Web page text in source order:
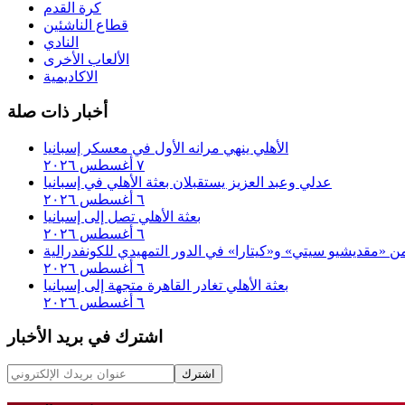
كرة القدم
قطاع الناشئين
النادي
الألعاب الأخرى
الاكاديمية
أخبار ذات صلة
الأهلي ينهي مرانه الأول في معسكر إسبانيا
٧ أغسطس ٢٠٢٦
عدلي وعبد العزيز يستقبلان بعثة الأهلي في إسبانيا
٦ أغسطس ٢٠٢٦
بعثة الأهلي تصل إلى إسبانيا
٦ أغسطس ٢٠٢٦
من «مقديشيو سيتي» و«كيتارا» في الدور التمهيدي للكونفدرالية
٦ أغسطس ٢٠٢٦
بعثة الأهلي تغادر القاهرة متجهة إلى إسبانيا
٦ أغسطس ٢٠٢٦
اشترك في بريد الأخبار
اشترك